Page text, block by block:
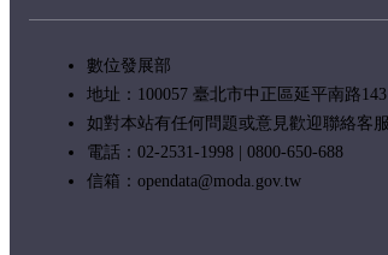
數位發展部
地址：100057 臺北市中正區延平南路
如對本站有任何問題或意見歡迎聯絡客
電話：02-2531-1998 | 0800-650-688
信箱： opendata@moda.gov.tw